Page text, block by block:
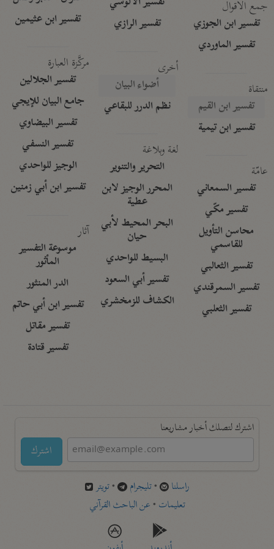
جمع الأقوال
تفسير ابن الجوزي
تفسير الماوردي
منتقاة
تفسير ابن القيم
تفسير ابن تيمية
عامّة
تفسير السمعاني
تفسير مكّي
محاسن التأويل
للقاسمي
تفسير الثعالبي
تفسير السمرقندي
تفسير الثعلبي
تفسير الرازي
أخرى
أضواء البيان
نظم الدرر للبقاعي
لغة وبلاغة
التحرير والتنوير
المحرر الوجيز لابن
عطية
البحر المحيط لأبي
حيان
البسيط للواحدي
تفسير أبي السعود
الكشاف للزمخشري
تفسير ابن عثيمين
مركَّزة العبارة
تفسير الجلالين
جامع البيان للإيجي
تفسير البيضاوي
تفسير النسفي
الوجيز للواحدي
تفسير ابن أبي زمنين
آثار
موسوعة التفسير
المأثور
الدر المنثور
تفسير ابن أبي حاتم
تفسير مقاتل
تفسير قتادة
اشترك لتصلك أخبار مشاريعنا
اشترك
راسلنا •تليجرام •تويتر
تعليمات •عن الباحث القرآني